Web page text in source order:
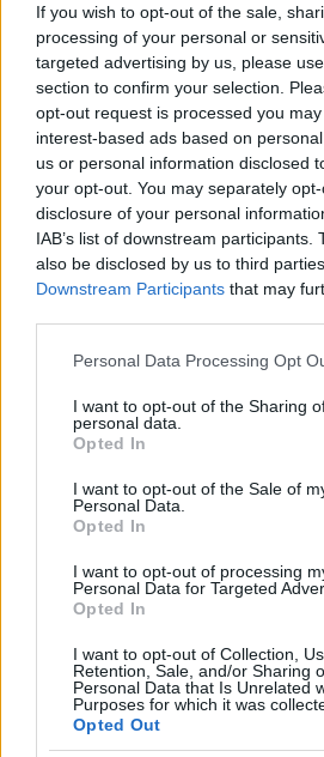
If you wish to opt-out of the sale,
processing of your personal or
targeted advertising by us, please
section to confirm your selection.
opt-out request is processed you
interest-based ads based on
us or personal information disclosed
your opt-out. You may separately
disclosure of your personal
IAB’s list of downstream participants.
also be disclosed by us to third
Downstream Participants that may
Please note that this website/app
not limited to your visit or usage
grant or deny consent to Google and
use your data for below specified
consent section.
Personal Data Processing Opt
I want to opt-out of the Sharing
personal data.
Opted In
I want to opt-out of the Sale of
Personal Data.
Opted In
I want to opt-out of processing
Personal Data for Targeted
Opted In
I want to opt-out of Collection,
Retention, Sale, and/or Sharing
Personal Data that Is Unrelated
Purposes for which it was
Opted Out
Pablo Picasso 1911-ben az
bűnügyébe keveredett. A
ból ellopták a Mona Lisát
valahogyanGuillaume
híres költőre terelődött. Őt
tartották vizsgálati
eléggé félvállról vett. Hogy
egyedül a börtönben,
vallott akinek -
rel együtt - semmi köze
esethez. Miután tisztázták
vádak alól Picasso
válaszolt, hogy nem
kimaradjon az évszázad